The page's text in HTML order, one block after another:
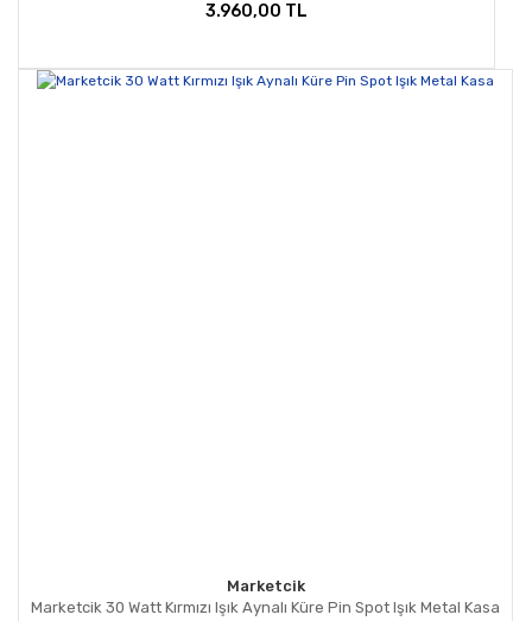
3.960,00 TL
Marketcik
Marketcik 30 Watt Kırmızı Işık Aynalı Küre Pin Spot Işık Metal Kasa